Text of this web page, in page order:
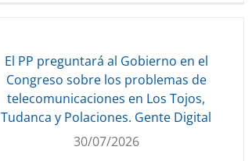
El PP preguntará al Gobierno en el
Congreso sobre los problemas de
telecomunicaciones en Los Tojos,
Tudanca y Polaciones. Gente Digital
30/07/2026